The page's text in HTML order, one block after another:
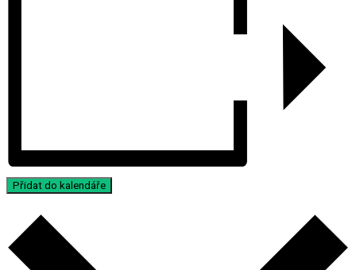
Přidat do kalendáře